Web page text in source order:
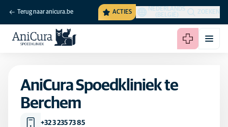
Terug naar anicura.be ACTIES
NEDERLANDS
(BELGIË)
ZOEKEN
AniCura Spoedkliniek te
Berchem
+32 3 235 73 85